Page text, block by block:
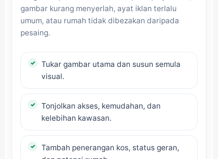
gambar kurang menyerlah, ayat iklan terlalu
umum, atau rumah tidak dibezakan daripada
pesaing.
Tukar gambar utama dan susun semula
visual.
Tonjolkan akses, kemudahan, dan
kelebihan kawasan.
Tambah penerangan kos, status geran,